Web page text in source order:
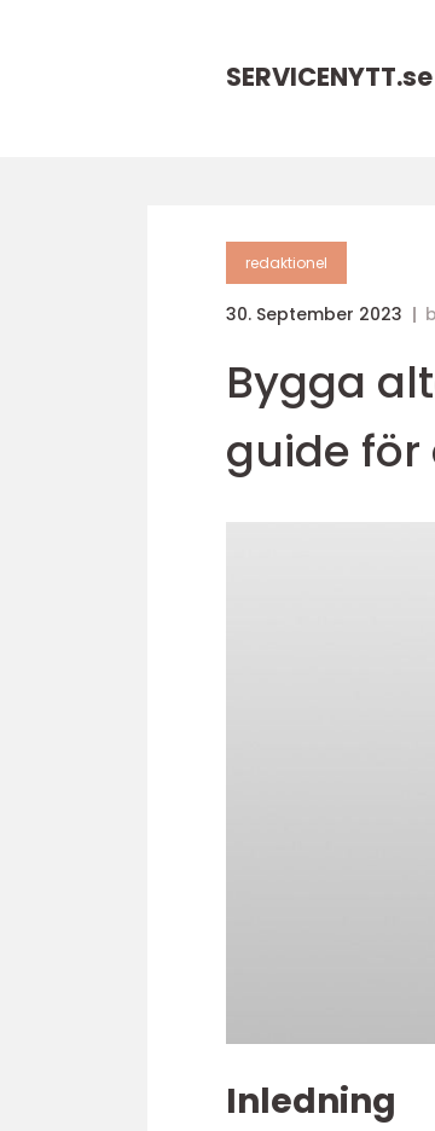
SERVICENYTT.se
redaktionel
30. September 2023
Bygga
guide
Inledning